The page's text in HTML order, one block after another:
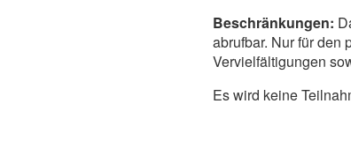
Beschränkungen:
abrufbar. Nur für den
Vervielfältigungen
Es wird keine